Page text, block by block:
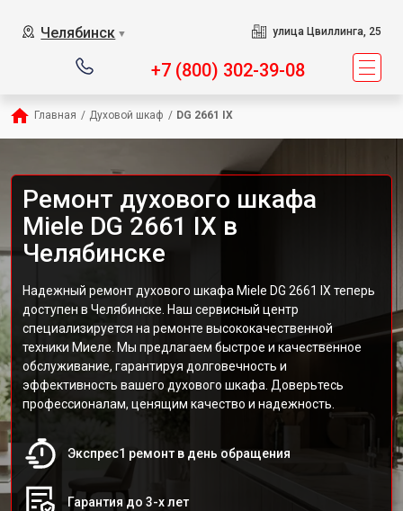
Челябинск ▼ улица Цвиллинга, 25
+7 (800) 302-39-08
Главная / Духовой шкаф / DG 2661 IX
Ремонт духового шкафа
Miele DG 2661 IX в
Челябинске
Надежный ремонт духового шкафа Miele DG 2661 IX теперь
доступен в Челябинске. Наш сервисный центр
специализируется на ремонте высококачественной
техники Миеле. Мы предлагаем быстрое и качественное
обслуживание, гарантируя долговечность и
эффективность вашего духового шкафа. Доверьтесь
профессионалам, ценящим качество и надежность.
Экспрес1 ремонт в день обращения
Гарантия до 3-х лет